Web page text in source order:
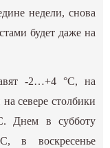
недели, снова
будет даже на
-2…+4 °С, на
севере столбики
Днем в субботу
в воскресенье